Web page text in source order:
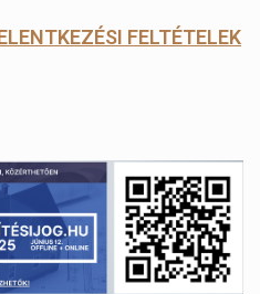
FELTÉTELEK